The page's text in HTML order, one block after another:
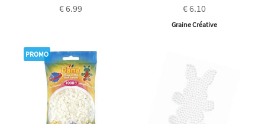
€ 6.99 € 6.10
Graine Créative
PROMO